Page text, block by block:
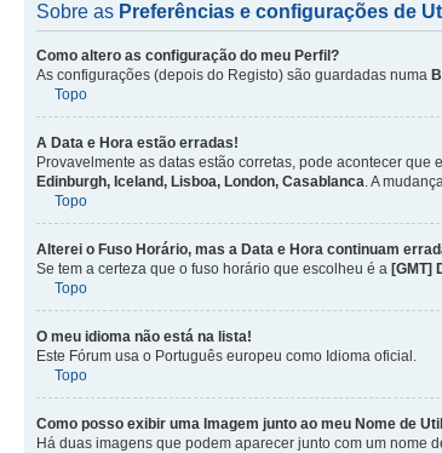
Sobre as Preferências e configurações de
Como altero as configuração do meu Perfil?
As configurações (depois do Registo) são guardadas numa
Topo
A Data e Hora estão erradas!
Provavelmente as datas estão corretas, pode acontecer
Edinburgh, Iceland, Lisboa, London, Casablanca. A
Topo
Alterei o Fuso Horário, mas a Data e Hora continuam
Se tem a certeza que o fuso horário que escolheu é a [GMT]
Topo
O meu idioma não está na lista!
Este Fórum usa o Português europeu como Idioma oficial.
Topo
Como posso exibir uma Imagem junto ao meu Nome de
Há duas imagens que podem aparecer junto com um nome